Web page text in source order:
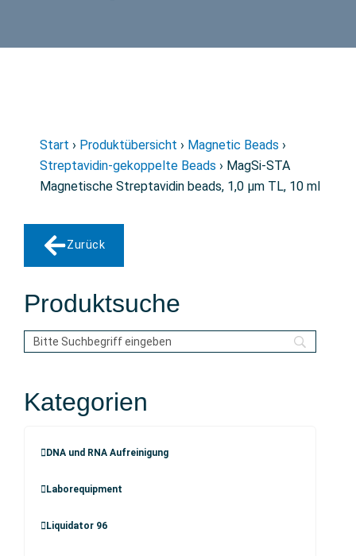
Start › Produktübersicht › Magnetic Beads ›
Streptavidin-gekoppelte Beads › MagSi-STA
Magnetische Streptavidin beads, 1,0 µm TL, 10 ml
Zurück
Produktsuche
Kategorien
DNA und RNA Aufreinigung
Laborequipment
Liquidator 96